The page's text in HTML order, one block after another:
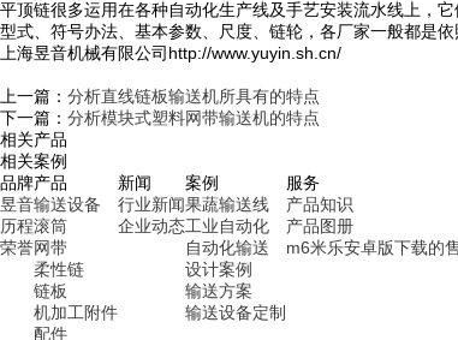
平顶链很多运用在各种自动化生产线及手艺安装流水线上，
型式、符号办法、基本参数、尺度、链轮，各厂家一般都是
上海昱音机械有限公司http://www.yuyin.sh.cn/
上一篇： 分析直线链板输送机所具有的特点
下一篇： 分析模块式塑料网带输送机的特点
相关产品
相关案例
品牌
昱音
历程
荣誉
产品
输送设备
滚筒
网带
柔性链
链板
机加工附件
配件
新闻
行业新闻
企业动态
案例
果蔬输送线
工业自动化
自动化输送
设计案例
输送方案
输送设备定制
服务
产品知识
产品图册
m6米乐安卓版下载的